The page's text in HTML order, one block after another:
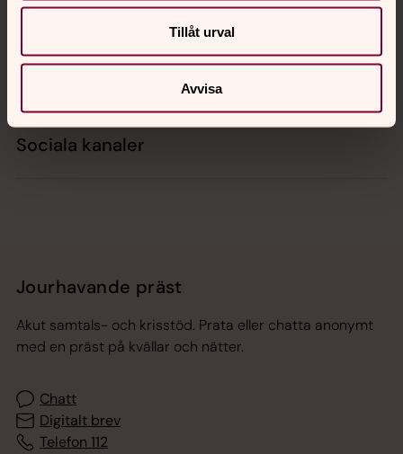
Tillåt urval
Avvisa
Kalender
Sociala kanaler
Jourhavande präst
Akut samtals- och krisstöd. Prata eller chatta anonymt
med en präst på kvällar och nätter.
Chatt
Digitalt brev
Telefon 112